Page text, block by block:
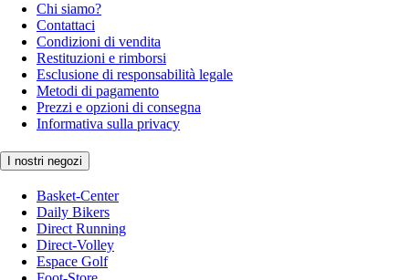
Chi siamo?
Contattaci
Condizioni di vendita
Restituzioni e rimborsi
Esclusione di responsabilità legale
Metodi di pagamento
Prezzi e opzioni di consegna
Informativa sulla privacy
I nostri negozi
Basket-Center
Daily Bikers
Direct Running
Direct-Volley
Espace Golf